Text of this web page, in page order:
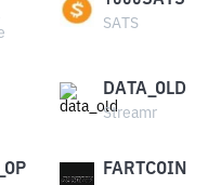
SATS
DATA_OLD
Streamr
FARTCOIN